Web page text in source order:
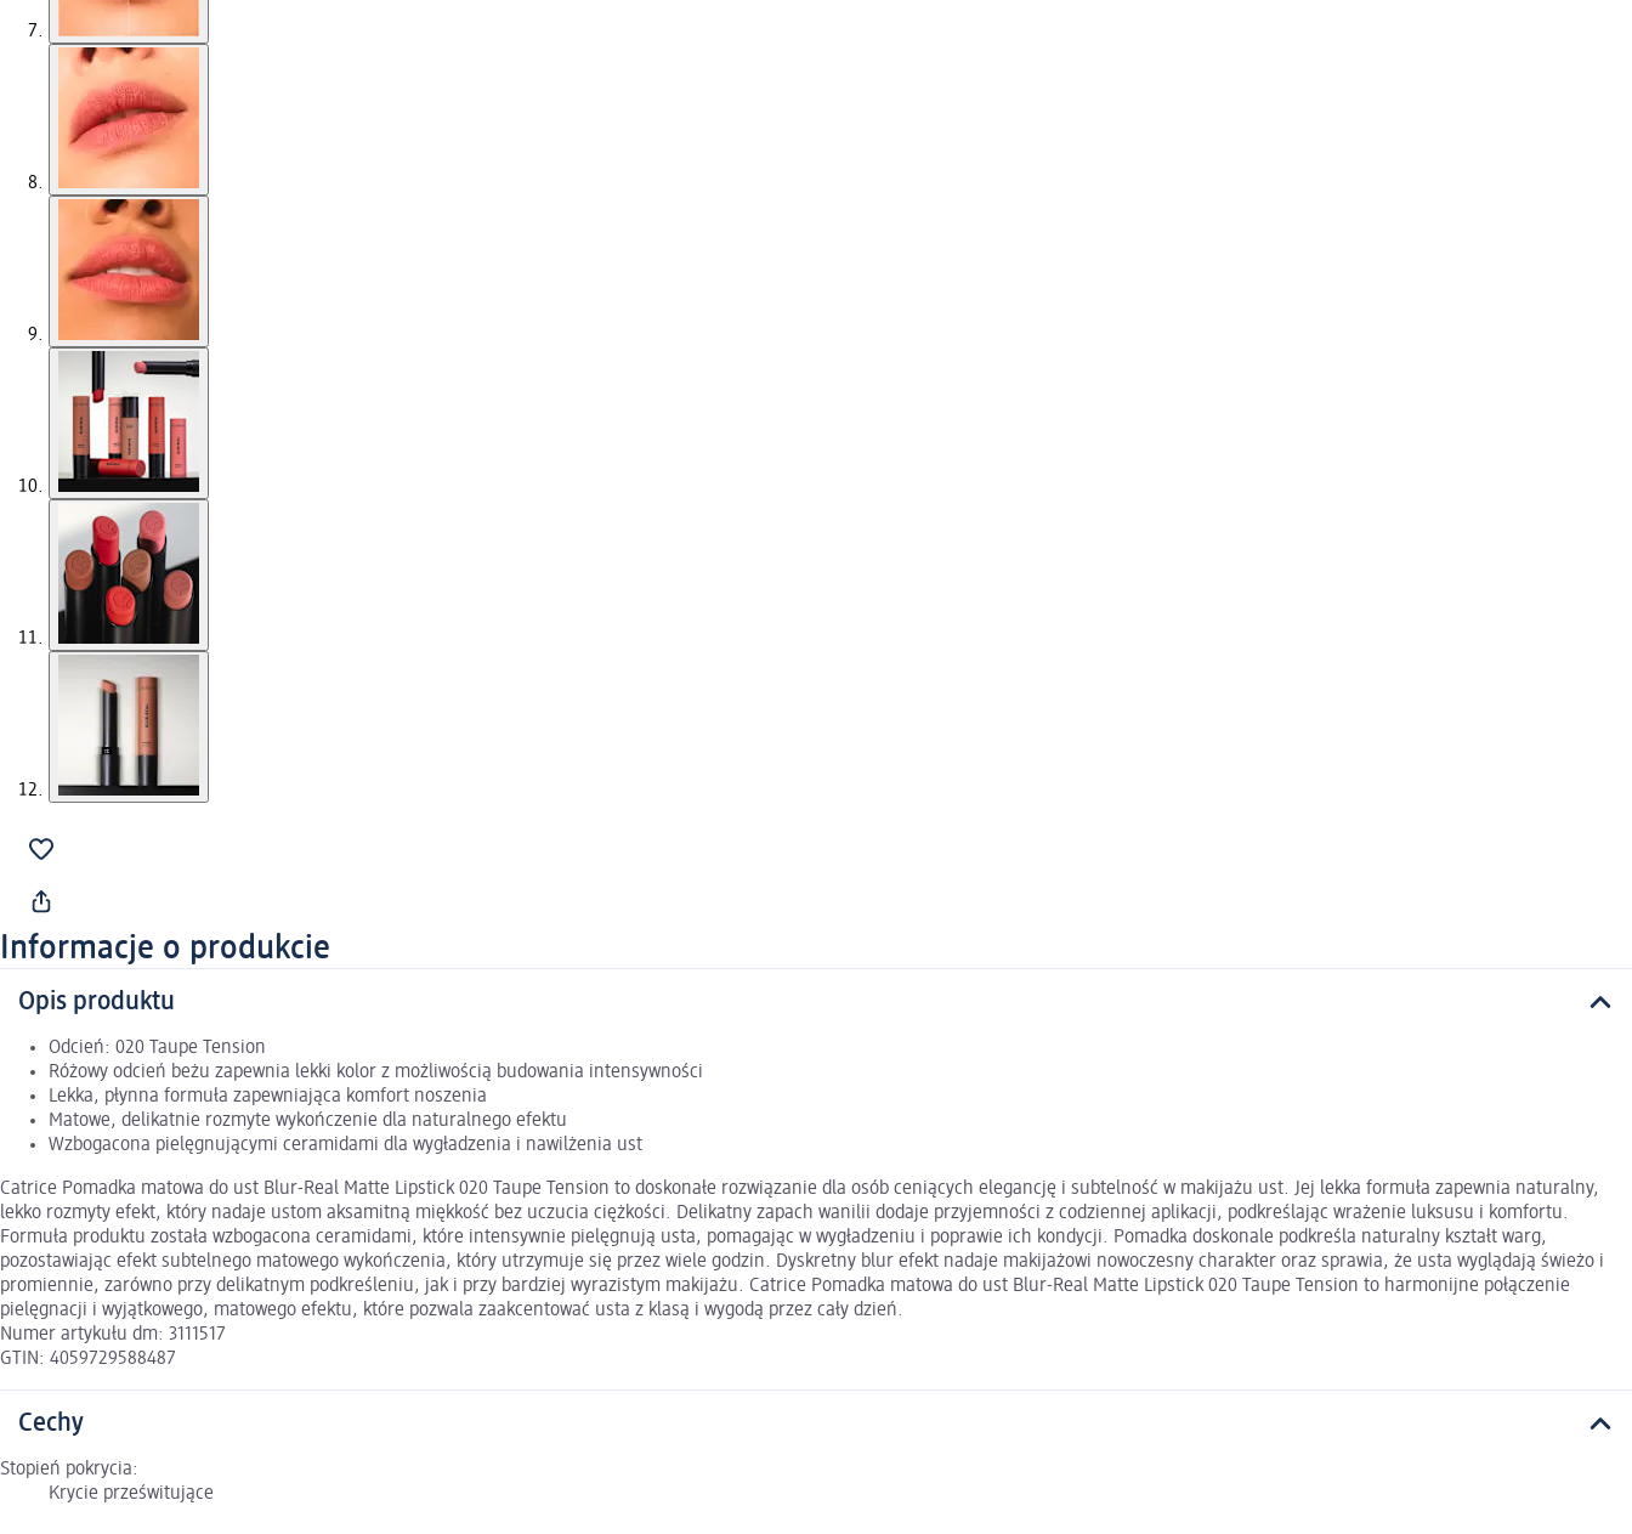
Informacje o produkcie
Opis produktu
Odcień: 020 Taupe Tension
Różowy odcień beżu zapewnia lekki kolor z możliwością budowania intensywności
Lekka, płynna formuła zapewniająca komfort noszenia
Matowe, delikatnie rozmyte wykończenie dla naturalnego efektu
Wzbogacona pielęgnującymi ceramidami dla wygładzenia i nawilżenia ust
Catrice Pomadka matowa do ust Blur-Real Matte Lipstick 020 Taupe Tension to doskonałe rozwiązanie dla osób ceniących elegancję i subtelność w makijażu ust. Jej lekka formuła zapewnia naturalny,
lekko rozmyty efekt, który nadaje ustom aksamitną miękkość bez uczucia ciężkości. Delikatny zapach wanilii dodaje przyjemności z codziennej aplikacji, podkreślając wrażenie luksusu i komfortu.
Formuła produktu została wzbogacona ceramidami, które intensywnie pielęgnują usta, pomagając w wygładzeniu i poprawie ich kondycji. Pomadka doskonale podkreśla naturalny kształt warg,
pozostawiając efekt subtelnego matowego wykończenia, który utrzymuje się przez wiele godzin. Dyskretny blur efekt nadaje makijażowi nowoczesny charakter oraz sprawia, że usta wyglądają świeżo i
promiennie, zarówno przy delikatnym podkreśleniu, jak i przy bardziej wyrazistym makijażu. Catrice Pomadka matowa do ust Blur-Real Matte Lipstick 020 Taupe Tension to harmonijne połączenie
pielęgnacji i wyjątkowego, matowego efektu, które pozwala zaakcentować usta z klasą i wygodą przez cały dzień.
Numer artykułu dm: 3111517
GTIN: 4059729588487
Cechy
Stopień pokrycia:
Krycie prześwitujące